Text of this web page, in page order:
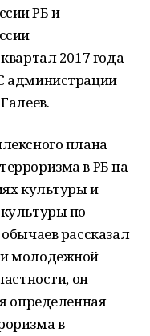
РБ и
2017 года
администрации
плана
в РБ на
культуры и
по
рассказал
молодежной
он
определенная
в